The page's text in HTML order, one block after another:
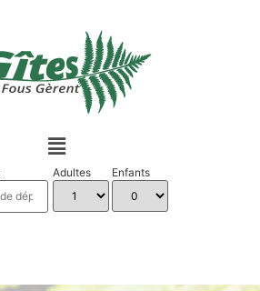
Adultes Enfants